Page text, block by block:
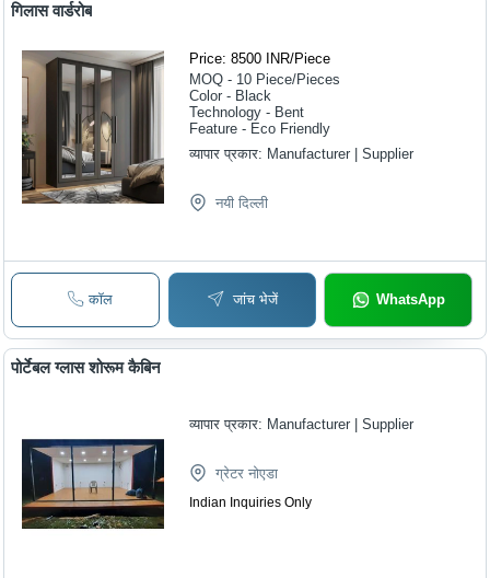
गिलास वार्डरोब
Price: 8500 INR/Piece
MOQ - 10 Piece/Pieces
Color - Black
Technology - Bent
Feature - Eco Friendly
व्यापार प्रकार: Manufacturer | Supplier
नयी दिल्ली
कॉल जांच भेजें WhatsApp
पोर्टेबल ग्लास शोरूम कैबिन
व्यापार प्रकार: Manufacturer | Supplier
ग्रेटर नोएडा
Indian Inquiries Only